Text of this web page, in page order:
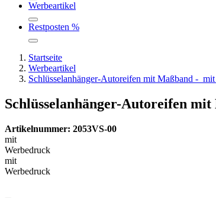
Werbeartikel
Restposten %
Startseite
Werbeartikel
Schlüsselanhänger-Autoreifen mit Maßband -
Schlüsselanhänger-Autoreifen
Artikelnummer: 2053VS-00
mit
Werbedruck
mit
Werbedruck